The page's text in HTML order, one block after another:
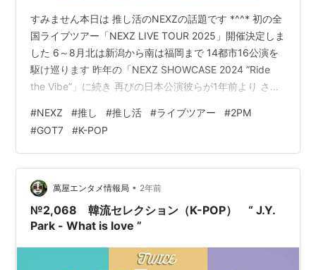
すみません本日は 推し活のNEXZの話題です *^^* 初の全
国ライブツアー「NEXZ LIVE TOUR 2025」開催決定しま
した 6～8月北は新潟から南は福岡まで 14都市16公演を
駆け巡ります 昨年の「NEXZ SHOWCASE 2024 ”Ride
the Vibe”」に続き 再びの日本公演彼らが1年前より さら
国で「ファンミーティング」が開催されました 公演では
自曲と共に JYPの大先輩 2PMの「Heart beat」と虹プロ
2で「Heart Hunter」が課題曲で披露したファンにとって
は伝説となった曲です JYPの大先…
#NEXZ #推し #推し活 #ライブツアー #2PM
#GOT7 #K-POP
萬屋エンタメ情報局 • 2年前
№2,068 韓流セレクション（K-POP） “ J.Y.
Park - What is love ”